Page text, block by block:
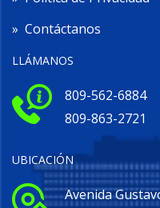
» Contáctanos
LLÁMANOS
809-562-6884
809-863-2721
UBICACIÓN
Avenida